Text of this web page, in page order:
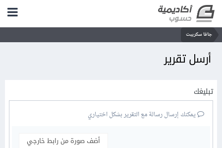
جافا سكريبت
أرسل تقرير
تبليغك
يمكنك إرسال رسالة مع التقرير بشكل اختياري
أضف صورة من رابط خارجي